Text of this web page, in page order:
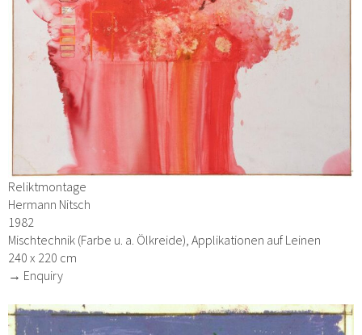
Reliktmontage
Hermann Nitsch
1982
Mischtechnik (Farbe u. a. Ölkreide), Applikationen auf Leinen
240 x 220 cm
→ Enquiry